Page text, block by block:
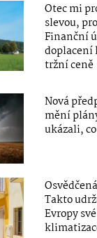
Otec mi
slevou,
Finanční
tržní ceně
Nová
mění
ukázali,
Takto
Evropy